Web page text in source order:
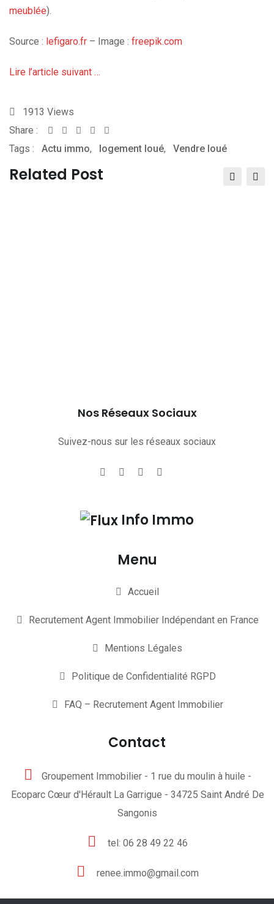
meublée).
Source : lefigaro.fr – Image : freepik.com
Lire l’article suivant …
1913 Views
Share :
Whatsapp
Share
via
Email
Tags : Actu immo, logement loué, Vendre loué
Related Post
Nos Réseaux Sociaux
Suivez-nous sur les réseaux sociaux
Info Immo
Menu
Accueil
Recrutement Agent Immobilier Indépendant en France
Mentions Légales
Politique de Confidentialité RGPD
FAQ – Recrutement Agent Immobilier
Contact
Groupement Immobilier - 1 rue du moulin à huile -
Ecoparc Cœur d'Hérault La Garrigue - 34725 Saint André De
Sangonis
tel: 06 28 49 22 46
renee.immo@gmail.com